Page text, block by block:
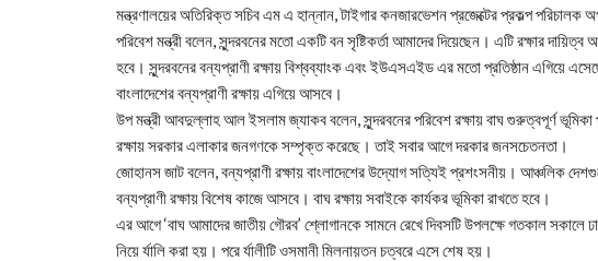
মন্ত্রণালয়ের অতিরিক্ত সচিব এম এ হান্নান, টাইগার কনজারভেশন প্রজেক্টের প্রকল্প পরিচালক
পরিবেশ মন্ত্রী বলেন, সুন্দরবনের মতো একটি বন সৃষ্টিকর্তা আমাদের দিয়েছেন। এটি রক্ষার
হবে। সুন্দরবনের বন্যপ্রাণী রক্ষায় বিশ্বব্যাংক এবং ইউএসএইড এর মতো প্রতিষ্ঠান এগিয়ে
বাংলাদেশের বন্যপ্রাণী রক্ষায় এগিয়ে আসবে।
উপ মন্ত্রী আবদুল্লাহ আল ইসলাম জ্যাকব বলেন, সুন্দরবনের পরিবেশ রক্ষায় বাঘ গুরুত্বপূর্ণ
রক্ষায় সরকার এলাকার জনগণকে সম্পৃক্ত করেছে। তাই সবার আগে দরকার জনসচেতনতা।
জোহানস জাট বলেন, বন্যপ্রাণী রক্ষায় বাংলাদেশের উদ্যোগ সত্যিই প্রশংসনীয়। আঞ্চলিক
বন্যপ্রাণী রক্ষায় বিশেষ কাজে আসবে। বাঘ রক্ষায় সবাইকে কার্যকর ভূমিকা রাখতে হবে।
এর আগে ‘বাঘ আমাদের জাতীয় গৌরব’ শ্লোগানকে সামনে রেখে দিবসটি উপলক্ষে গতকাল সকালে
নিয়ে র্যালি করা হয়। পরে র্যালীটি ওসমানী মিলনায়তন চত্বরে এসে শেষ হয়।